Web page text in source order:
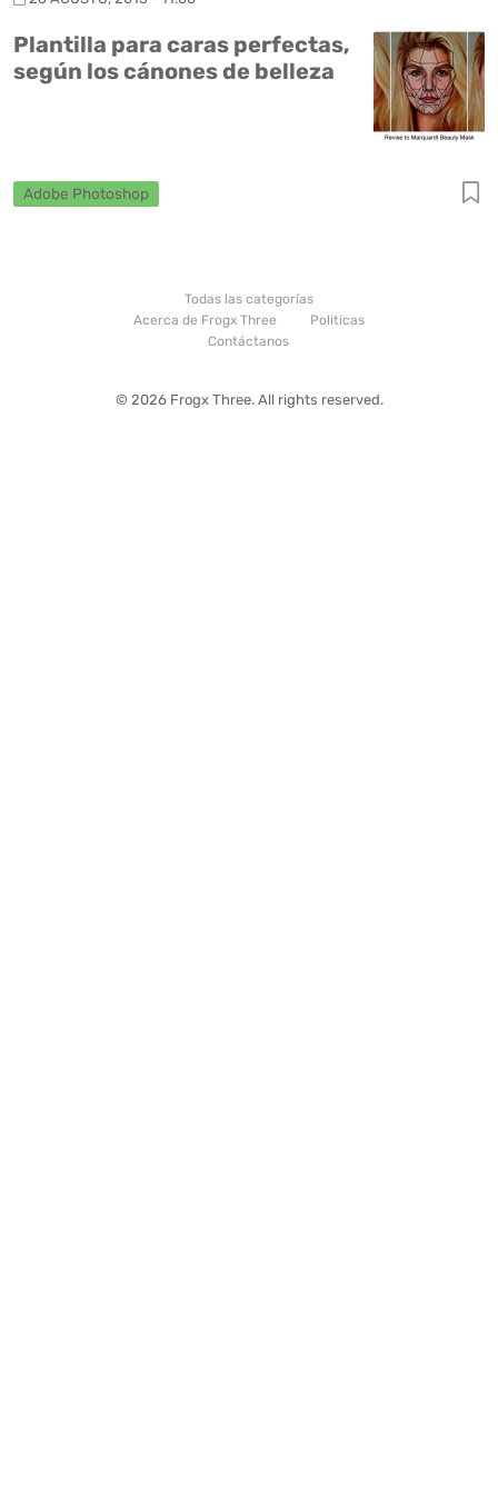
Plantilla para caras perfectas,
según los cánones de belleza
Adobe Photoshop
Todas las categorías
Acerca de Frogx Three
Politicas
Contáctanos
© 2026 Frogx Three. All rights reserved.